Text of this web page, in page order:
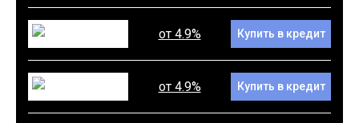
от 4.9% Купить в кредит
от 4.9% Купить в кредит